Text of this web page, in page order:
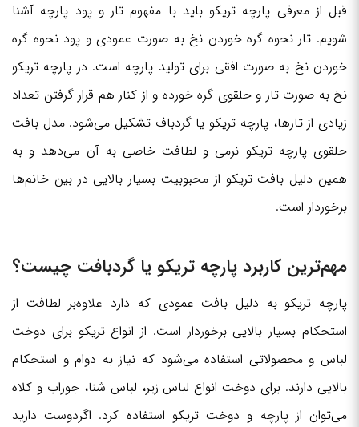
قبل از معرفی پارچه تریکو باید با مفهوم تار و پود پارچه آشنا
شویم. تار نحوه گره خوردن نخ به صورت عمودی و پود نحوه گره
خوردن نخ به صورت افقی برای تولید پارچه است. در پارچه تریکو
نخ به صورت تار و حلقوی گره خورده و از کنار هم قرار گرفتن تعداد
زیادی از تارها، پارچه تریکو یا گردباف تشکیل می‌شود. مدل بافت
حلقوی پارچه تریکو نرمی و لطافت خاصی به آن می‌دهد و به
همین دلیل بافت تریکو از محبوبیت بسیار بالایی در بین خانم‌ها
برخوردار است.
مهم‌ترین کاربرد پارچه تریکو یا گردبافت چیست؟
پارچه تریکو به دلیل بافت عمودی که دارد علاوه‌بر لطافت از
استحکام بسیار بالایی برخوردار است. از انواع تریکو برای دوخت
لباس و محصولاتی استفاده می‌شود که نیاز به دوام و استحکام
بالایی دارند. برای دوخت انواع لباس زیر، لباس شنا، جوراب و کلاه
می‌توان از پارچه و دوخت تریکو استفاده کرد. اگردوست دارید